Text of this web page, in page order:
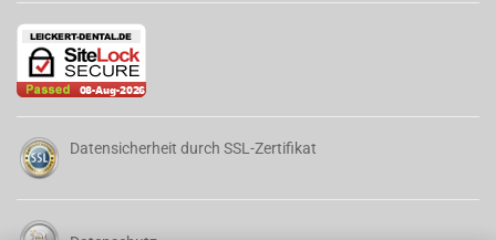
Datensicherheit durch SSL-Zertifikat